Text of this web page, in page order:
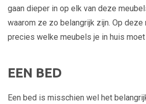
gaan dieper in op elk van deze
waarom ze zo belangrijk zijn. Op deze
precies welke meubels je in huis moet
EEN BED
Een bed is misschien wel het